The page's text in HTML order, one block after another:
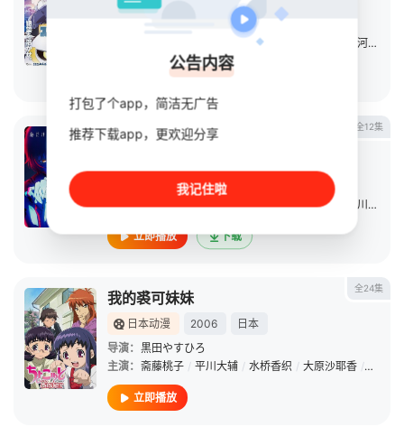
小清水亚美 河西健吾
立即播放
全12集
我独自升级
中重俊祐
主演：坂泰斗 / 中村源太 / 三川华月 / 上田丽奈 平川大辅
立即播放 下载
全24集
我的裘可妹妹
日本动漫 2006
日本
导演： 黒田やすひろ
主演： 斋藤桃子 / 平川大辅 / 水桥香织 / 大原沙耶香 / 森永理
立即播放
公告内容
打包了个app，简洁无广告
推荐下载app，更欢迎分享
我记住啦